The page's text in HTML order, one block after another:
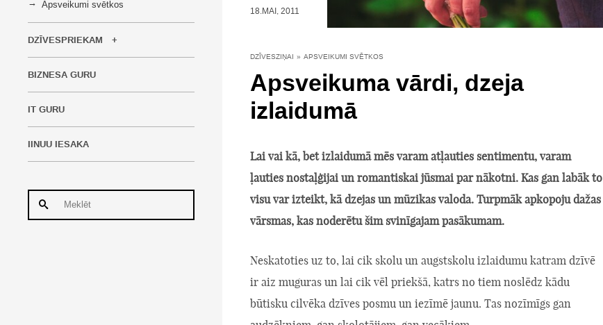
Apsveikumi svētkos
DZĪVESPRIEKAM
BIZNESA GURU
IT GURU
IINUU IESAKA
18.MAI, 2011
DZĪVESZIŅAI » APSVEIKUMI SVĒTKOS
Apsveikuma vārdi, dzeja
izlaidumā
Lai vai kā, bet izlaidumā mēs varam atļauties sentimentu, varam
ļauties nostaļģijai un romantiskai jūsmai par nākotni. Kas gan labāk to
visu var izteikt, kā dzejas un mūzikas valoda. Turpmāk apkopoju dažas
vārsmas, kas noderētu šim svinīgajam pasākumam.
Neskatoties uz to, lai cik skolu un augstskolu izlaidumu katram dzīvē
ir aiz muguras un lai cik vēl priekšā, katrs no tiem noslēdz kādu
būtisku cilvēka dzīves posmu un iezīmē jaunu. Tas nozīmīgs gan